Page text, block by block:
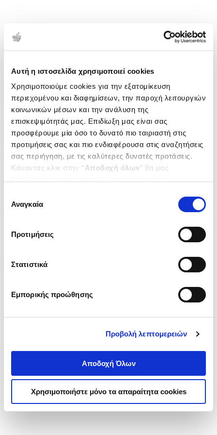
Αυτή η ιστοσελίδα χρησιμοποιεί cookies
Χρησιμοποιούμε cookies για την εξατομίκευση
περιεχομένου και διαφημίσεων, την παροχή λειτουργιών
κοινωνικών μέσων και την ανάλυση της
επισκεψιμότητάς μας. Επιδίωξη μας είναι σας
προσφέρουμε μία όσο το δυνατό πιο ταιριαστή στις
προτιμήσεις σας και πιο ενδιαφέρουσα στις αναζητήσεις
σας περιήγηση, με τις καλύτερες δυνατές προτάσεις.
Κάνοντας κλικ στην ‘’Αποδοχή όλων’’ θα μας
ενδιαφέρουν και να επιλέξετε από τα παρακάτω με την
΄΄και να ενημερωθείτε σχετικά με
συγκατάθεσης
Αναγκαία
Προτιμήσεις
Στατιστικά
Εμπορικής προώθησης
Προβολή λεπτομερειών
Αποδοχή Όλων
Χρησιμοποιήστε μόνο τα απαραίτητα cookies